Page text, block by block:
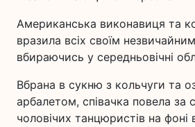
Американська виконавиця та
вразила всіх своїм
вбираючись у середньовічні
Вбрана в сукню з кольчуги та
арбалетом, співачка повела за
чоловічих танцюристів на фоні